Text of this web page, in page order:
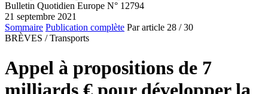
Bulletin Quotidien Europe N° 12794
21 septembre 2021
Sommaire Publication complète Par article 28 / 30
BRÈVES / Transports
Appel à propositions de 7
milliards € pour développer la